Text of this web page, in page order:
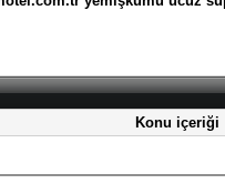
Konu içeriği